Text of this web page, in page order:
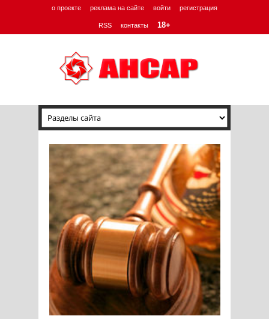
о проекте реклама на сайте войти регистрация
RSS контакты 18+